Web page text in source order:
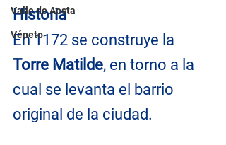
Valle de Aosta
Véneto
Historia
En 1172 se construye la
Torre Matilde, en torno a la
cual se levanta el barrio
original de la ciudad.